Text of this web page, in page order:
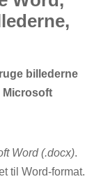
billederne
Microsoft
Word (.docx).
til Word-format.